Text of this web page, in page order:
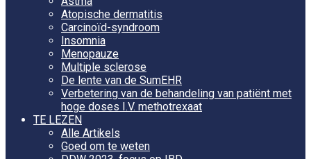
Atopische dermatitis
Carcinoïd-syndroom
Insomnia
Menopauze
Multiple sclerose
De lente van de SumEHR
Verbetering van de behandeling van patiënt met
hoge doses I.V. methotrexaat
TE LEZEN
Alle Artikels
Goed om te weten